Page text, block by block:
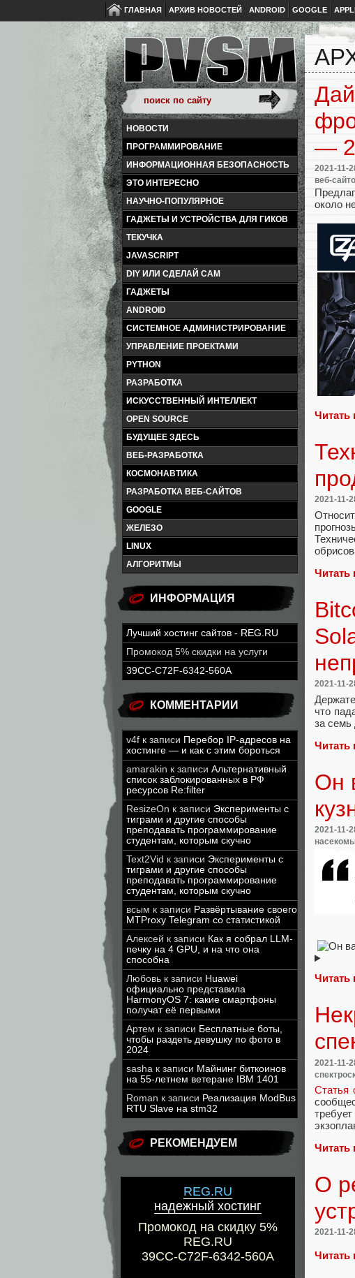
ГЛАВНАЯ АРХИВ НОВОСТЕЙ ANDROID GOOGLE
НОВОСТИ
ПРОГРАММИРОВАНИЕ
ИНФОРМАЦИОННАЯ БЕЗОПАСНОСТЬ
ЭТО ИНТЕРЕСНО
НАУЧНО-ПОПУЛЯРНОЕ
ГАДЖЕТЫ И УСТРОЙСТВА ДЛЯ ГИКОВ
ТЕКУЧКА
JAVASCRIPT
DIY ИЛИ СДЕЛАЙ САМ
ГАДЖЕТЫ
ANDROID
СИСТЕМНОЕ АДМИНИСТРИРОВАНИЕ
УПРАВЛЕНИЕ ПРОЕКТАМИ
PYTHON
РАЗРАБОТКА
ИСКУССТВЕННЫЙ ИНТЕЛЛЕКТ
OPEN SOURCE
БУДУЩЕЕ ЗДЕСЬ
ВЕБ-РАЗРАБОТКА
КОСМОНАВТИКА
РАЗРАБОТКА ВЕБ-САЙТОВ
GOOGLE
ЖЕЛЕЗО
LINUX
АЛГОРИТМЫ
ИНФОРМАЦИЯ
Лучший хостинг сайтов - REG.RU
Промокод 5% скидки на услуги
39CC-C72F-6342-560A
КОММЕНТАРИИ
v4f к записи Перебор IP-адресов на
хостинге — и как с этим бороться
amarakin к записи Альтернативный
список заблокированных в РФ
ресурсов Re:filter
ResizeOn к записи Эксперименты с
тиграми и другие способы
преподавать программирование
студентам, которым скучно
Text2Vid к записи Эксперименты с
тиграми и другие способы
преподавать программирование
студентам, которым скучно
всым к записи Развёртывание своего
MTProxy Telegram со статистикой
Алексей к записи Как я собрал LLM-
печку на 4 GPU, и на что она
способна
Любовь к записи Huawei
официально представила
HarmonyOS 7: какие смартфоны
получат её первыми
Артем к записи Бесплатные боты,
чтобы раздеть девушку по фото в
2024
sasha к записи Майнинг биткоинов
на 55-летнем ветеране IBM 1401
Roman к записи Реализация ModBus
RTU Slave на stm32
РЕКОМЕНДУЕМ
REG.RU
надежный хостинг
Промокод на скидку 5%
REG.RU
39CC-C72F-6342-560A
—
2021-11-
веб-
около
Читать
2021-11-
Читать
2021-11-
что
за семь
Читать
Он
2021-11-
Читать
2021-11-
Статья
Читать
О
2021-11-
Читать